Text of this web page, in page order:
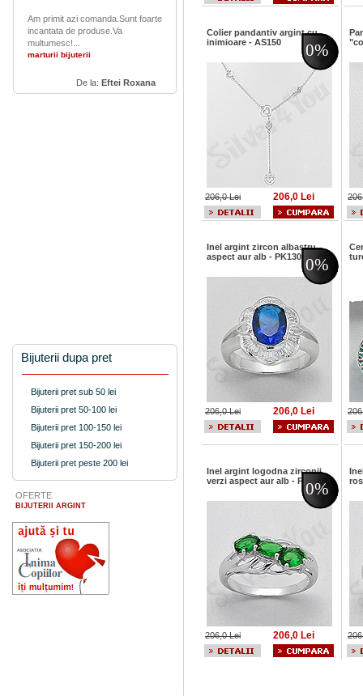
Am primit azi comanda.Sunt foarte
incantata de produse.Va
multumesc!...
marturii bijuterii
De la: Eftei Roxana
Bijuterii dupa pret
Bijuterii pret sub 50 lei
Bijuterii pret 50-100 lei
Bijuterii pret 100-150 lei
Bijuterii pret 150-200 lei
Bijuterii pret peste 200 lei
OFERTE
BIJUTERII ARGINT
Colier pandantiv argint cu
inimioare - AS150
0%
206,0 Lei 206,0 Lei
Inel argint zircon albastru
aspect aur alb - PK1300 0%
206,0 Lei 206,0 Lei
Inel argint logodna zirconii
verzi aspect aur alb - PK2450
0%
206,0 Lei 206,0 Lei